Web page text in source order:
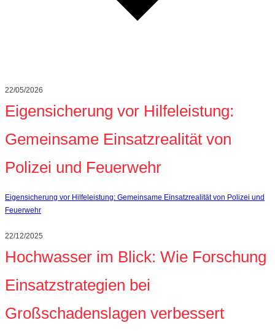
22/05/2026
Eigensicherung vor Hilfeleistung:
Gemeinsame Einsatzrealität von
Polizei und Feuerwehr
Eigensicherung vor Hilfeleistung: Gemeinsame Einsatzrealität von Polizei und
Feuerwehr
22/12/2025
Hochwasser im Blick: Wie Forschung
Einsatzstrategien bei
Großschadenslagen verbessert